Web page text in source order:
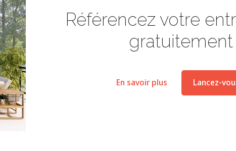
Référencez votre
gratuitement
En savoir plus Lancez-